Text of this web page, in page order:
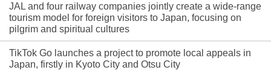
JAL and four railway companies jointly create a wide-range
tourism model for foreign visitors to Japan, focusing on
pilgrim and spiritual cultures
TikTok Go launches a project to promote local appeals in
Japan, firstly in Kyoto City and Otsu City